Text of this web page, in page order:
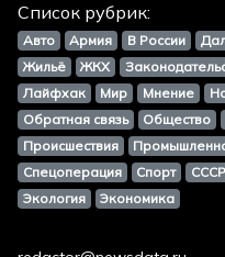
Список рубрик:
Авто Армия В России
Жильё
ЖКХ
Лайфхак
Мир Мнение
Обратная связь
Общество
Происшествия
Спецоперация
Спорт
Экология
Экономика